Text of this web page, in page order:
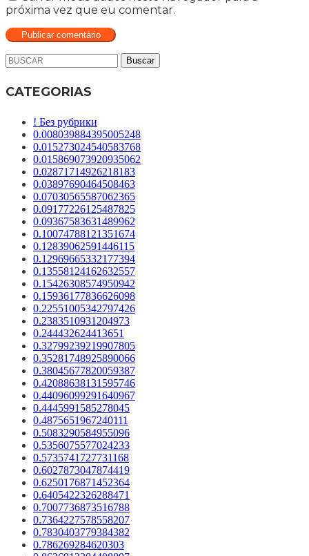
próxima vez que eu comentar.
Buscar
CATEGORIAS
! Без рубрики
0.008039884395005248
0.015273024540583768
0.015869073920935062
0.02871714926218183
0.03897690464508463
0.07030565587062365
0.09177226125487825
0.09367583631489962
0.10074788121351674
0.12839062591446115
0.12969665332177394
0.13558124162632557
0.15426308574950942
0.15936177836626098
0.22551005342797426
0.2383510931204973
0.244432624413651
0.32799239219907805
0.35281748925890066
0.38045677820059387
0.42088638131595746
0.44096099291640967
0.4445991585278045
0.4875651967240111
0.5083290584955096
0.5356075577024233
0.5735741727731168
0.6027873047874419
0.6250176871452364
0.6405422326288471
0.7007736873516788
0.7364227578558207
0.7830403779384382
0.786269284620303